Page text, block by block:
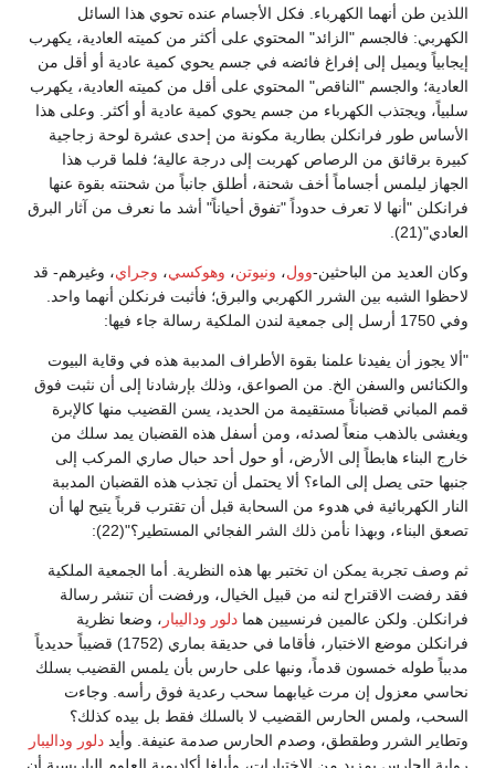
اللذين طن أنهما الكهرباء. فكل الأجسام عنده تحوي هذا السائل
الكهربي: فالجسم "الزائد" المحتوي على أكثر من كميته العادية، يكهرب
إيجابياً ويميل إلى إفراغ فائضه في جسم يحوي كمية عادية أو أقل من
العادية؛ والجسم "الناقص" المحتوي على أقل من كميته العادية، يكهرب
سلبياً، ويجتذب الكهرباء من جسم يحوي كمية عادية أو أكثر. وعلى هذا
الأساس طور فرانكلن بطارية مكونة من إحدى عشرة لوحة زجاجية
كبيرة برقائق من الرصاص كهربت إلى درجة عالية؛ فلما قرب هذا
الجهاز ليلمس أجساماً أخف شحنة، أطلق جانباً من شحنته بقوة عنها
فرانكلن "أنها لا تعرف حدوداً "تفوق أحياناً" أشد ما نعرف من آثار البرق
العادي"(21).
وكان العديد من الباحثين-وول، ونيوتن، وهوكسي، وجراي، وغيرهم- قد
لاحظوا الشبه بين الشرر الكهربي والبرق؛ فأثبت فرنكلن أنهما واحد.
وفي 1750 أرسل إلى جمعية لندن الملكية رسالة جاء فيها:
"ألا يجوز أن يفيدنا علمنا بقوة الأطراف المدببة هذه في وقاية البيوت
والكنائس والسفن الخ. من الصواعق، وذلك بإرشادنا إلى أن نثبت فوق
قمم المباني قضباناً مستقيمة من الحديد، يسن القضيب منها كالإبرة
ويغشى بالذهب منعاً لصدئه، ومن أسفل هذه القضبان يمد سلك من
خارج البناء هابطاً إلى الأرض، أو حول أحد حبال صاري المركب إلى
جنبها حتى يصل إلى الماء؟ ألا يحتمل أن تجذب هذه القضبان المدببة
النار الكهربائية في هدوء من السحابة قبل أن تقترب قرباً يتيح لها أن
تصعق البناء، وبهذا نأمن ذلك الشر الفجائي المستطير؟"(22):
ثم وصف تجربة يمكن ان تختبر بها هذه النظرية. أما الجمعية الملكية
فقد رفضت الاقتراح لنه من قبيل الخيال، ورفضت أن تنشر رسالة
فرانكلن. ولكن عالمين فرنسيين هما دلور وداليبار ، وضعا نظرية
فرانكلن موضع الاختبار، فأقاما في حديقة بماري (1752) قضيباً حديدياً
مدبباً طوله خمسون قدماً، ونبها على حارس بأن يلمس القضيب بسلك
نحاسي معزول إن مرت غيابهما سحب رعدية فوق رأسه. وجاءت
السحب، ولمس الحارس القضيب لا بالسلك فقط بل بيده كذلك؟
وتطاير الشرر وطقطق، وصدم الحارس صدمة عنيفة. وأيد دلور وداليبار